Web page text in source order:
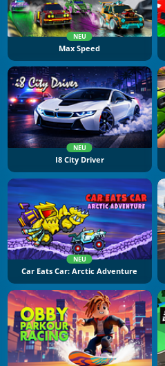
NEU
Max Speed
NEU
I8 City Driver
NEU
Car Eats Car: Arctic Adventure